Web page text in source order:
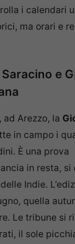
i calendari
ma orari e
e
ad Arezzo, la
in campo i
È una prova
in resta, si
Indie.
quella
Le tribune si
il sole